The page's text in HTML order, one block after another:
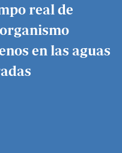
real de
en las aguas